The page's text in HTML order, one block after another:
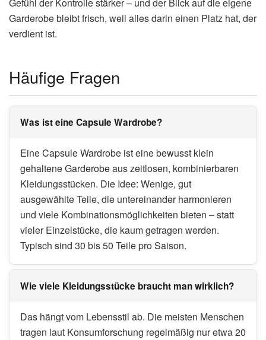
Gefühl der Kontrolle stärker – und der Blick auf die eigene
Garderobe bleibt frisch, weil alles darin einen Platz hat, der
verdient ist.
Häufige Fragen
Was ist eine Capsule Wardrobe?
Eine Capsule Wardrobe ist eine bewusst klein
gehaltene Garderobe aus zeitlosen, kombinierbaren
Kleidungsstücken. Die Idee: Wenige, gut
ausgewählte Teile, die untereinander harmonieren
und viele Kombinationsmöglichkeiten bieten – statt
vieler Einzelstücke, die kaum getragen werden.
Typisch sind 30 bis 50 Teile pro Saison.
Wie viele Kleidungsstücke braucht man wirklich?
Das hängt vom Lebensstil ab. Die meisten Menschen
tragen laut Konsumforschung regelmäßig nur etwa 20